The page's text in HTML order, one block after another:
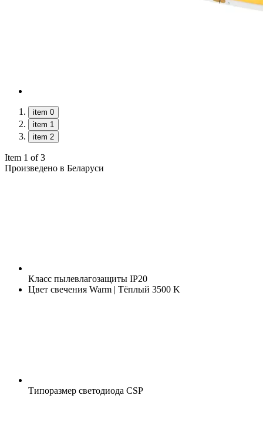
item 0
item 1
item 2
Item 1 of 3
Произведено в Беларуси
Класс пылевлагозащиты IP20
Цвет свечения Warm | Тёплый 3500 K
Типоразмер светодиода CSP